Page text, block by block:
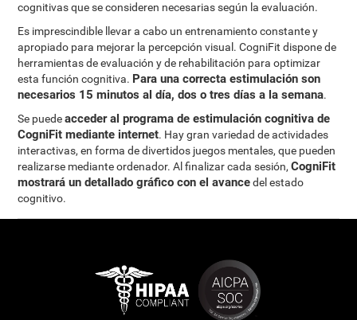
cognitivas que se consideren necesarias según la evaluación.
Es imprescindible llevar a cabo un entrenamiento constante y
apropiado para mejorar la percepción visual. CogniFit dispone de
herramientas de evaluación y de rehabilitación para optimizar
esta función cognitiva. Para una correcta estimulación son
necesarios 15 minutos al día, dos o tres días a la semana.
Se puedeacceder al programa de estimulación cognitiva de
CogniFit mediante internet. Hay gran variedad de actividades
interactivas, en forma de divertidos juegos mentales, que pueden
realizarse mediante ordenador. Al finalizar cada sesión,CogniFit
mostrará un detallado gráfico con el avancedel estado
cognitivo.